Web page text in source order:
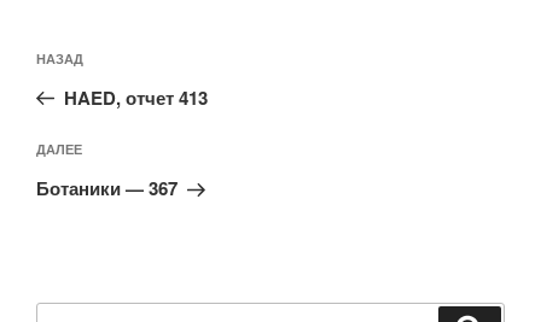
по
записям
Предыдущая
запись:
НАЗАД
HAED, отчет 413
Следующая
запись
ДАЛЕЕ
Ботаники — 367